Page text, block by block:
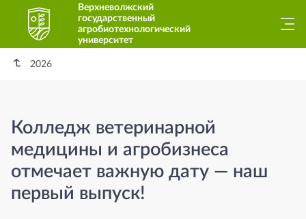
Верхневолжский
государственный
агробиотехнологический
университет
2026
Колледж ветеринарной
медицины и агробизнеса
отмечает важную дату — наш
первый выпуск!